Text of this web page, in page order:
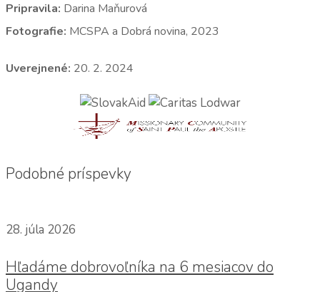
Pripravila: Darina Maňurová
Fotografie: MCSPA a Dobrá novina, 2023
Uverejnené: 20. 2. 2024
Podobné príspevky
28. júla 2026
Hľadáme dobrovoľníka na 6 mesiacov do
Ugandy